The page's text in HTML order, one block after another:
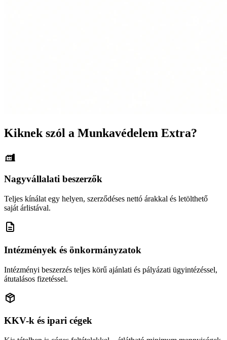
Kiknek szól a Munkavédelem Extra?
Nagyvállalati beszerzők
Teljes kínálat egy helyen, szerződéses nettó árakkal és letölthető
saját árlistával.
Intézmények és önkormányzatok
Intézményi beszerzés teljes körű ajánlati és pályázati ügyintézéssel,
átutalásos fizetéssel.
KKV-k és ipari cégek